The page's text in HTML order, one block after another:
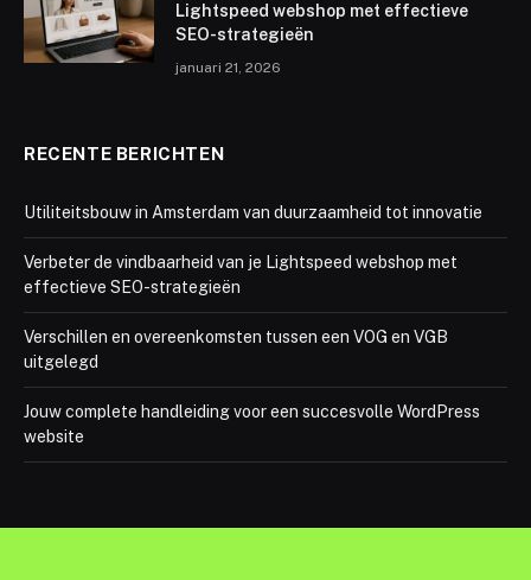
Lightspeed webshop met effectieve
SEO-strategieën
januari 21, 2026
RECENTE BERICHTEN
Utiliteitsbouw in Amsterdam van duurzaamheid tot innovatie
Verbeter de vindbaarheid van je Lightspeed webshop met
effectieve SEO-strategieën
Verschillen en overeenkomsten tussen een VOG en VGB
uitgelegd
Jouw complete handleiding voor een succesvolle WordPress
website